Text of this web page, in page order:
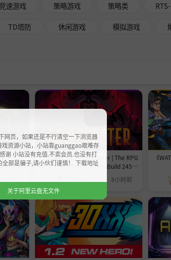
竞速游戏 策略游戏 策略类
TD塔防 休闲游戏 模拟游戏
》-
中3.9GB
《黎明施法者/Dawncaster | The RPG
Cardventure》v1.19.002-Build 24593
679|官方简体中文|支持键盘.鼠标.手柄|
容量2.0GB
8小时前
《
网页，如果还是不行清空一下浏览器
资源小站，小站靠guanggao艰难存
谢 小站没有充值.不卖会员.也没有打
部是骗子,请小伙们谨慎！ 下载地址
关于阿里云盘无文件